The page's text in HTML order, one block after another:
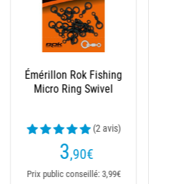
Émérillon Korda Ptfe
Spinner Swivel
(2 avis)
6,99
Prix public conseillé: 6,99€